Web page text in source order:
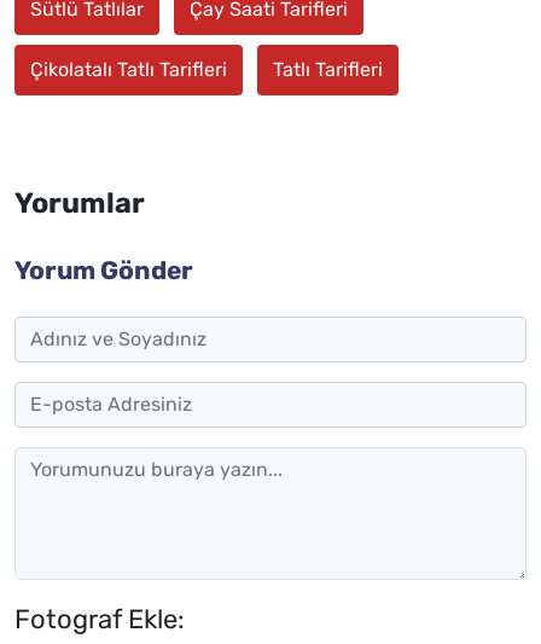
Sütlü Tatlılar Çay Saati Tarifleri
Çikolatalı Tatlı Tarifleri Tatlı Tarifleri
Yorumlar
Yorum Gönder
Fotograf Ekle: